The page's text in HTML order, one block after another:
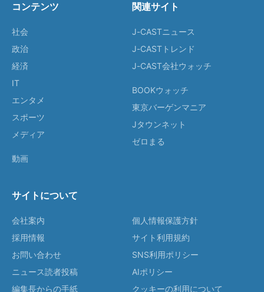
コンテンツ
社会
政治
経済
IT
エンタメ
スポーツ
メディア
動画
関連サイト
J-CASTニュース
J-CASTトレンド
J-CAST会社ウォッチ
BOOKウォッチ
東京バーゲンマニア
Jタウンネット
ゼロまる
サイトについて
会社案内
採用情報
お問い合わせ
ニュース読者投稿
編集長からの手紙
個人情報保護方針
サイト利用規約
SNS利用ポリシー
AIポリシー
クッキーの利用について